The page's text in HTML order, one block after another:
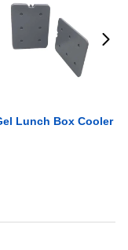
Lunch Box Cooler